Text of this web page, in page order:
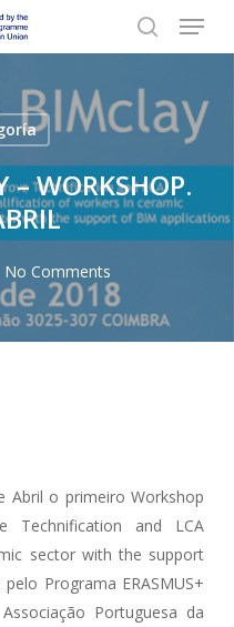
search
Menu
– WORKSHOP.
No Comments
Abril o primeiro Workshop
Technification and LCA
sector with the support
Programa ERASMUS+
Portuguesa da
Menu